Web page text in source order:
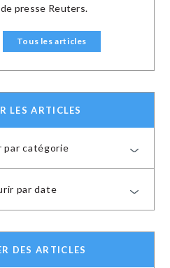
presse Reuters.
Tous les articles
LES ARTICLES
par catégorie
par date
DES ARTICLES